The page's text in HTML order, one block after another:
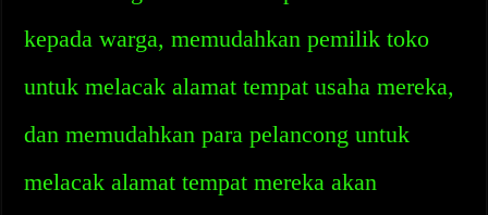
kepada warga, memudahkan pemilik toko
untuk melacak alamat tempat usaha mereka,
dan memudahkan para pelancong untuk
melacak alamat tempat mereka akan